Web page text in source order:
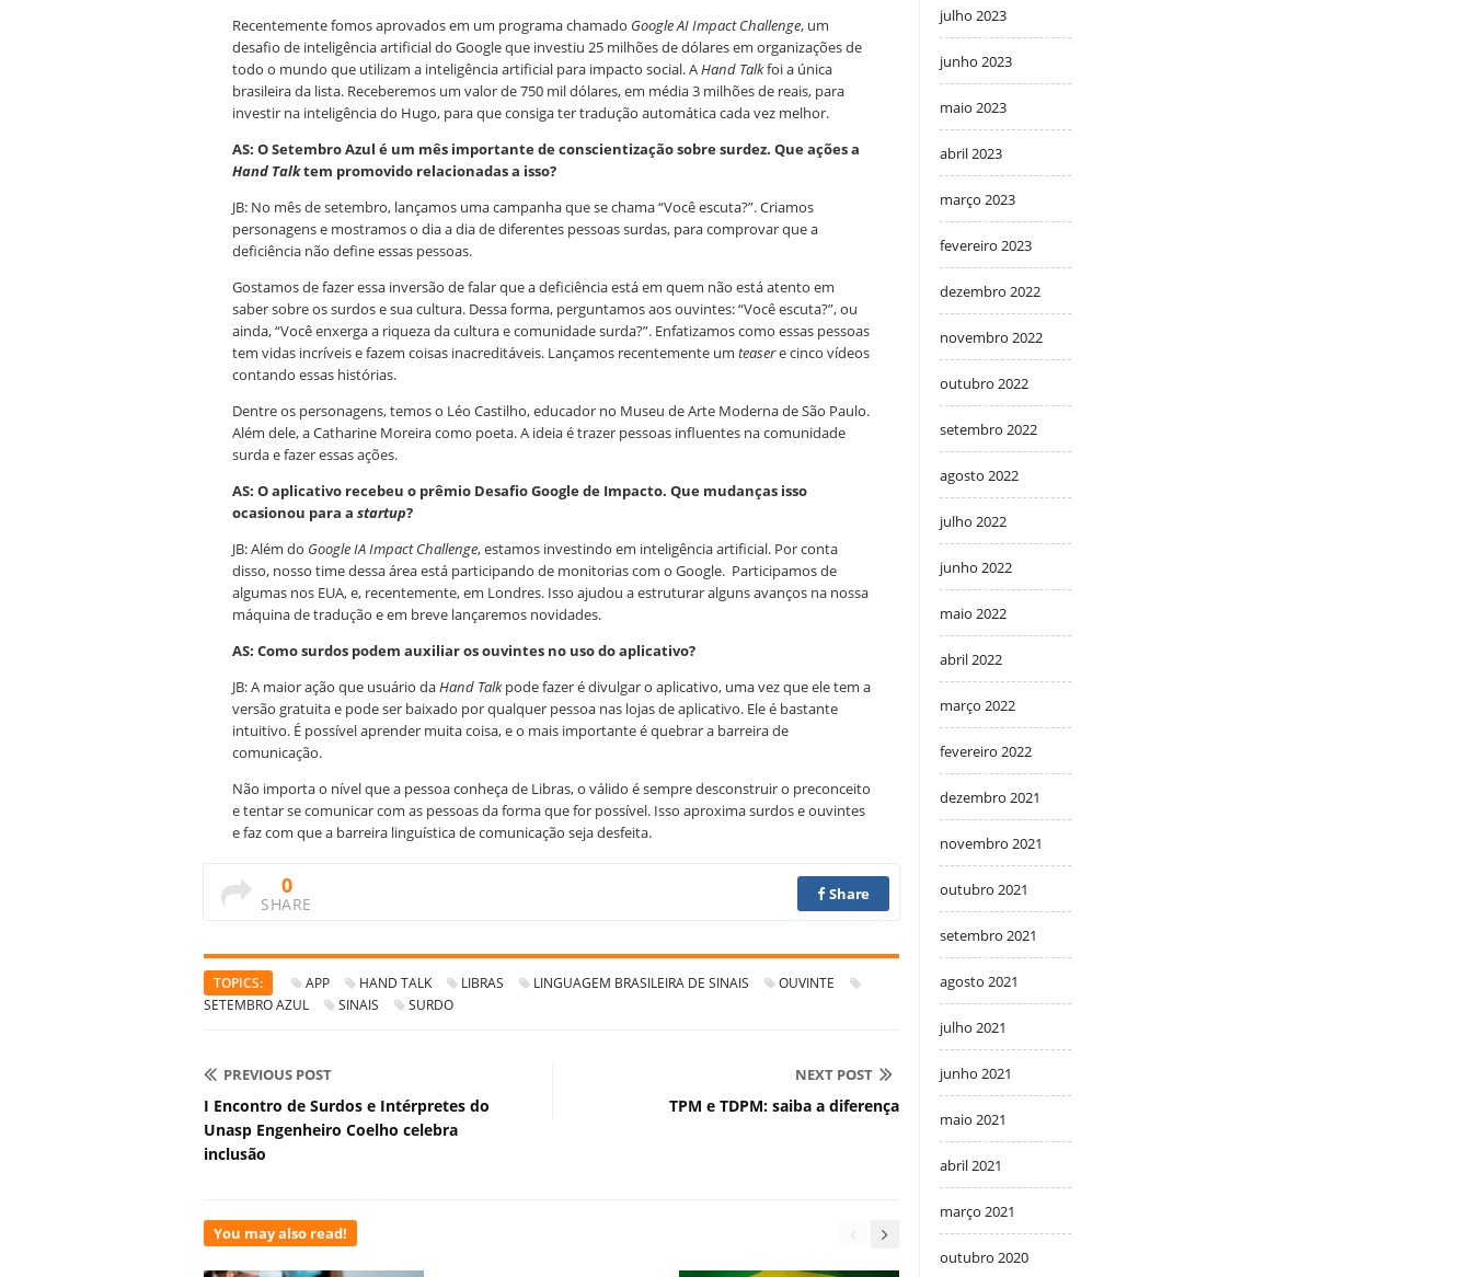
Recentemente fomos aprovados em um programa chamado Google AI Impact Challenge, um
desafio de inteligência artificial do Google que investiu 25 milhões de dólares em organizações de
todo o mundo que utilizam a inteligência artificial para impacto social. AHand Talkfoi a única
brasileira da lista. Receberemos um valor de 750 mil dólares, em média 3 milhões de reais, para
investir na inteligência do Hugo, para que consiga ter tradução automática cada vez melhor.
AS: O Setembro Azul é um mês importante de conscientização sobre surdez. Que ações a
Hand Talktem promovido relacionadas a isso?
JB: No mês de setembro, lançamos uma campanha que se chama “Você escuta?”. Criamos
personagens e mostramos o dia a dia de diferentes pessoas surdas, para comprovar que a
deficiência não define essas pessoas.
Gostamos de fazer essa inversão de falar que a deficiência está em quem não está atento em
saber sobre os surdos e sua cultura. Dessa forma, perguntamos aos ouvintes: “Você escuta?”, ou
ainda, “Você enxerga a riqueza da cultura e comunidade surda?”. Enfatizamos como essas pessoas
tem vidas incríveis e fazem coisas inacreditáveis. Lançamos recentemente um teasere cinco vídeos
contando essas histórias.
Dentre os personagens, temos o Léo Castilho, educador no Museu de Arte Moderna de São Paulo.
Além dele, a Catharine Moreira como poeta. A ideia é trazer pessoas influentes na comunidade
surda e fazer essas ações.
AS: O aplicativo recebeu o prêmio Desafio Google de Impacto. Que mudanças isso
ocasionou para a startup?
JB: Além do Google IA Impact Challenge, estamos investindo em inteligência artificial. Por conta
disso, nosso time dessa área está participando de monitorias com o Google. Participamos de
algumas nos EUA, e, recentemente, em Londres. Isso ajudou a estruturar alguns avanços na nossa
máquina de tradução e em breve lançaremos novidades.
AS: Como surdos podem auxiliar os ouvintes no uso do aplicativo?
JB: A maior ação que usuário daHand Talkpode fazer é divulgar o aplicativo, uma vez que ele tem a
versão gratuita e pode ser baixado por qualquer pessoa nas lojas de aplicativo. Ele é bastante
intuitivo. É possível aprender muita coisa, e o mais importante é quebrar a barreira de
comunicação.
Não importa o nível que a pessoa conheça de Libras, o válido é sempre desconstruir o preconceito
e tentar se comunicar com as pessoas da forma que for possível. Isso aproxima surdos e ouvintes
e faz com que a barreira linguística de comunicação seja desfeita.
0
SHARE
Share
TOPICS: APP HAND TALK LIBRAS LINGUAGEM BRASILEIRA DE SINAIS
OUVINTE
SETEMBRO AZUL
SINAIS SURDO
PREVIOUS POST
I Encontro de Surdos e Intérpretes do
Unasp Engenheiro Coelho celebra
inclusão
NEXT POST
TPM e TDPM: saiba a diferença
You may also read!
julho 2023
junho 2023
maio 2023
abril 2023
março 2023
fevereiro 2023
dezembro 2022
novembro 2022
outubro 2022
setembro 2022
agosto 2022
julho 2022
junho 2022
maio 2022
abril 2022
março 2022
fevereiro 2022
dezembro 2021
novembro 2021
outubro 2021
setembro 2021
agosto 2021
julho 2021
junho 2021
maio 2021
abril 2021
março 2021
outubro 2020